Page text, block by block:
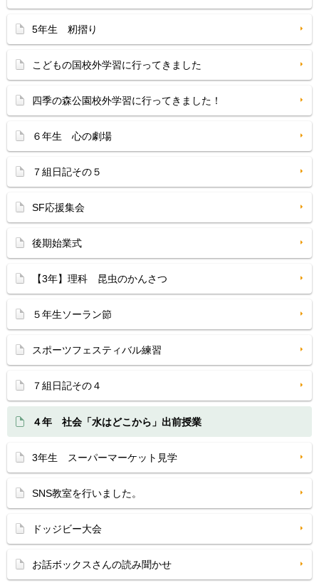
5年生 籾摺り
こどもの国校外学習に行ってきました
四季の森公園校外学習に行ってきました！
６年生 心の劇場
７組日記その５
SF応援集会
後期始業式
【3年】理科 昆虫のかんさつ
５年生ソーラン節
スポーツフェスティバル練習
７組日記その４
４年 社会「水はどこから」出前授業
3年生 スーパーマーケット見学
SNS教室を行いました。
ドッジビー大会
お話ボックスさんの読み聞かせ